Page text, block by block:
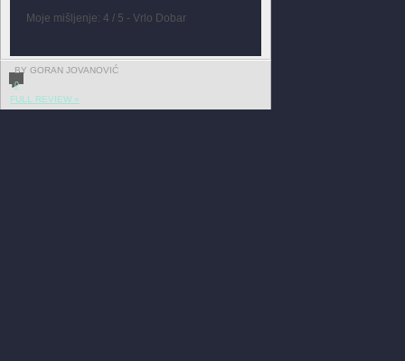
Moje mišljenje: 4 / 5 - Vrlo Dobar
BY GORAN JOVANOVIĆ
0
FULL REVIEW »